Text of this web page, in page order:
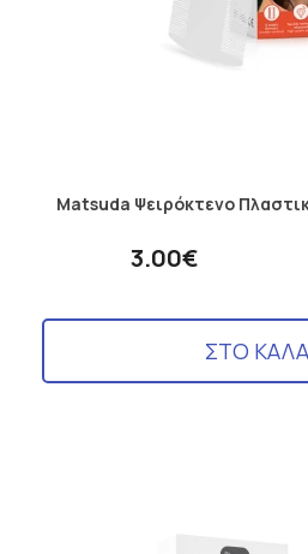
Matsuda Ψειρόκτενο
3.00€
ΣΤΟ